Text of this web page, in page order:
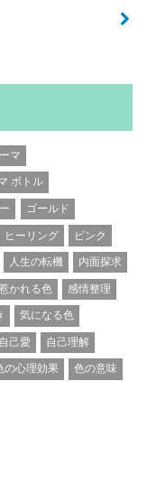
マ
ボトル
ゴールド
ヒーリング ピンク
人生の転機 内面探求
かれる色 感情整理
気になる色
自己愛 自己理解
の心理効果 色の意味